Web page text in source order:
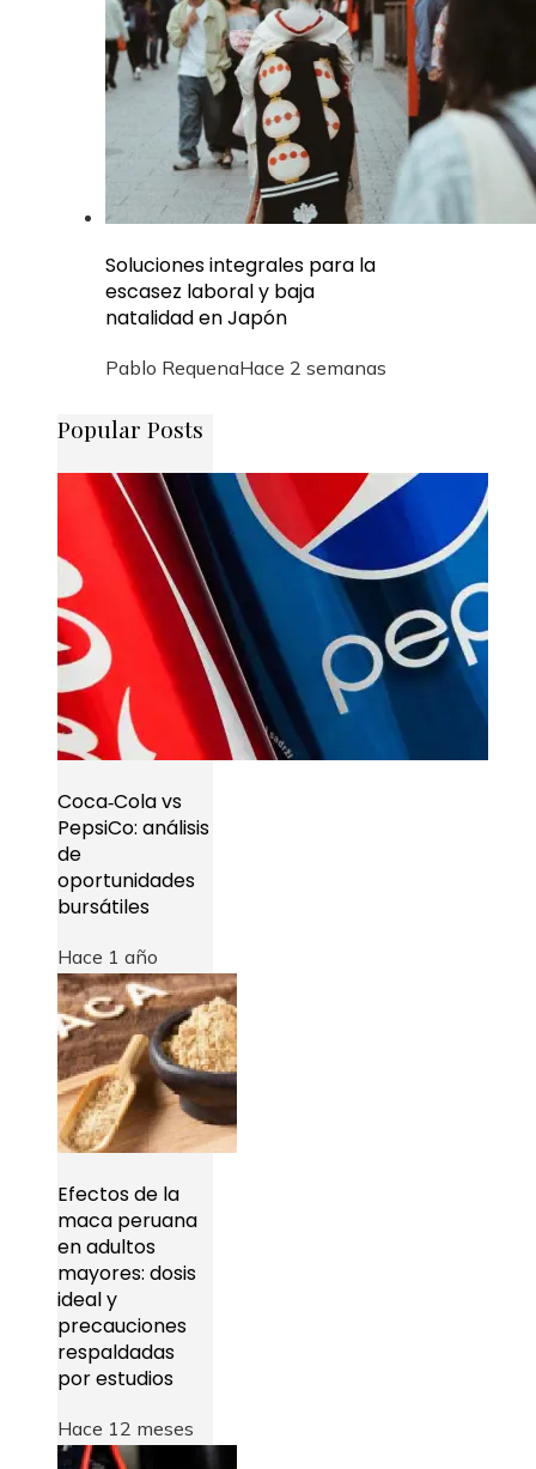
Soluciones integrales para la
escasez laboral y baja
natalidad en Japón
Pablo RequenaHace 2 semanas
Popular Posts
Coca‑Cola vs
PepsiCo: análisis
de
oportunidades
bursátiles
Hace 1 año
Efectos de la
maca peruana
en adultos
mayores: dosis
ideal y
precauciones
respaldadas
por estudios
Hace 12 meses